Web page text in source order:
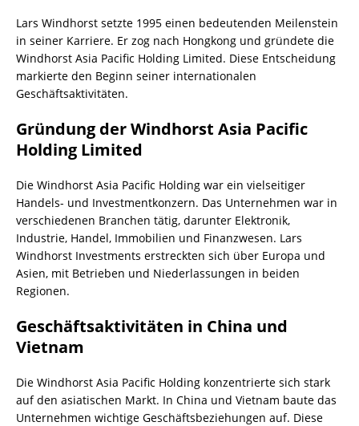
Lars Windhorst setzte 1995 einen bedeutenden Meilenstein
in seiner Karriere. Er zog nach Hongkong und gründete die
Windhorst Asia Pacific Holding Limited. Diese Entscheidung
markierte den Beginn seiner internationalen
Geschäftsaktivitäten.
Gründung der Windhorst Asia Pacific
Holding Limited
Die Windhorst Asia Pacific Holding war ein vielseitiger
Handels- und Investmentkonzern. Das Unternehmen war in
verschiedenen Branchen tätig, darunter Elektronik,
Industrie, Handel, Immobilien und Finanzwesen. Lars
Windhorst Investments erstreckten sich über Europa und
Asien, mit Betrieben und Niederlassungen in beiden
Regionen.
Geschäftsaktivitäten in China und
Vietnam
Die Windhorst Asia Pacific Holding konzentrierte sich stark
auf den asiatischen Markt. In China und Vietnam baute das
Unternehmen wichtige Geschäftsbeziehungen auf. Diese